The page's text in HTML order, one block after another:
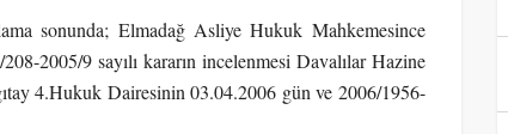
sonunda; Elmadağ Asliye Hukuk Mahkemesince
2005/9 sayılı kararın incelenmesi Davalılar Hazine
4.Hukuk Dairesinin 03.04.2006 gün ve 2006/1956-